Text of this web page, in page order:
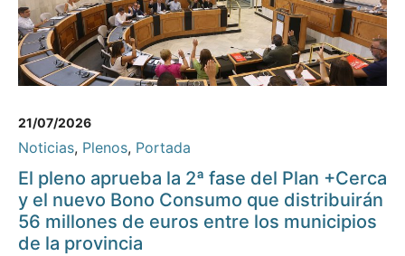
21/07/2026
Noticias, Plenos, Portada
El pleno aprueba la 2ª fase del Plan +Cerca
y el nuevo Bono Consumo que distribuirán
56 millones de euros entre los municipios
de la provincia